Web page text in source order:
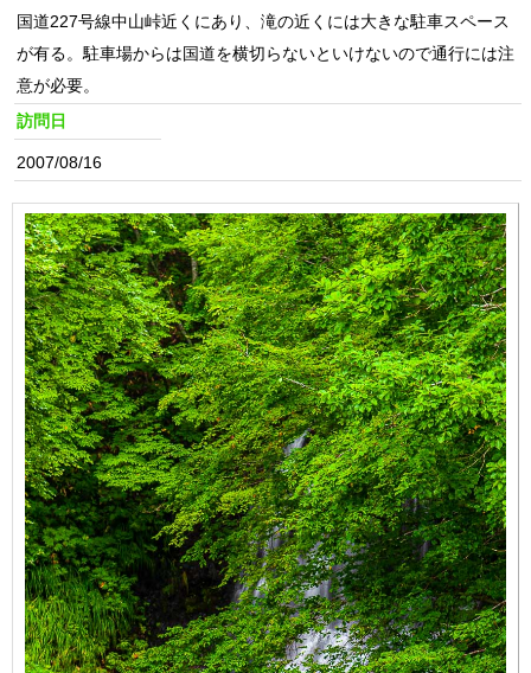
国道227号線中山峠近くにあり、滝の近くには大きな駐車スペース
が有る。駐車場からは国道を横切らないといけないので通行には注
意が必要。
訪問日
2007/08/16